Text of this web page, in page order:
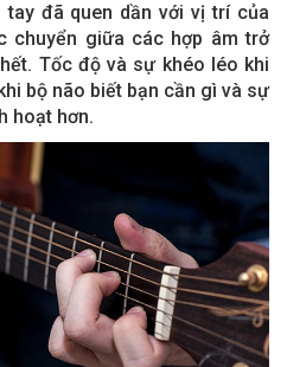
đã quen dần với vị trí của
chuyển giữa các hợp âm trở
Tốc độ và sự khéo léo khi
bộ não biết bạn cần gì và sự
hoạt hơn.